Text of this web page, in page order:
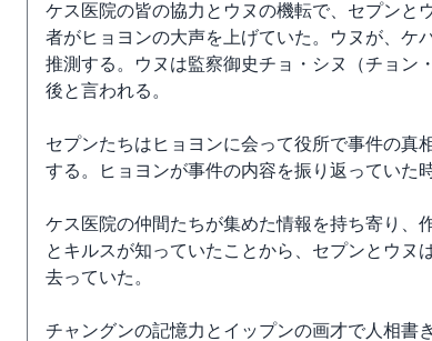
ケス医院の皆の協力とウヌの機転で、セプンと
者がヒョヨンの大声を上げていた。ウヌが、ケ
推測する。ウヌは監察御史チョ・シヌ（チョン
後と言われる。
セプンたちはヒョヨンに会って役所で事件の真
する。ヒョヨンが事件の内容を振り返っていた
ケス医院の仲間たちが集めた情報を持ち寄り、
とキルスが知っていたことから、セプンとウヌ
去っていた。
チャングンの記憶力とイップンの画才で人相書